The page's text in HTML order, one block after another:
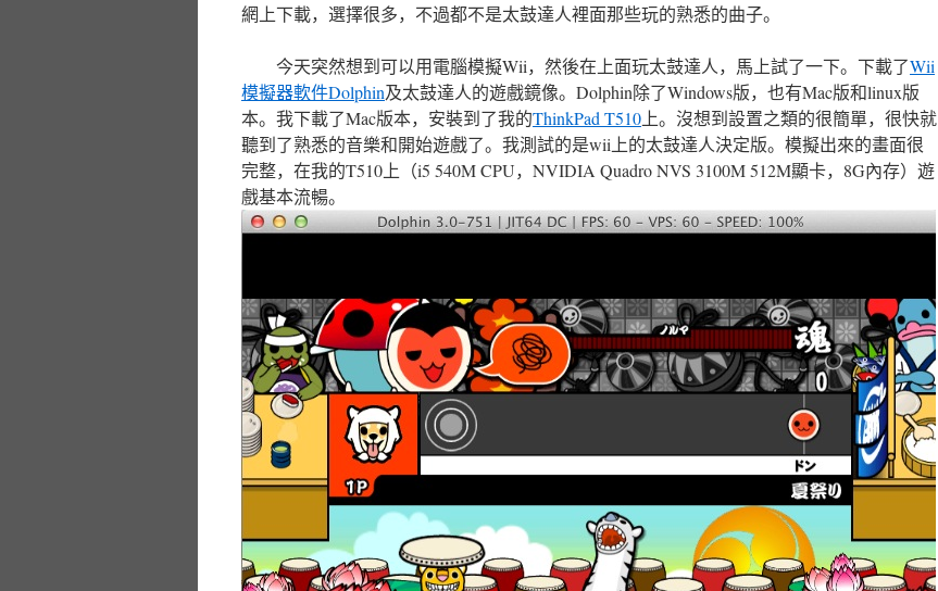
網上下載，選擇很多，不過都不是太鼓達人裡面那些玩的熟悉的曲子。
今天突然想到可以用電腦模擬Wii，然後在上面玩太鼓達人，馬上試了一下。下載了Wii
模擬器軟件Dolphin及太鼓達人的遊戲鏡像。Dolphin除了Windows版，也有Mac版和linux版
本。我下載了Mac版本，安裝到了我的ThinkPad T510 上。沒想到設置之類的很簡單，很快就
聽到了熟悉的音樂和開始遊戲了。我測試的是wii上的太鼓達人決定版。模擬出來的畫面很
完整，在我的T510上（i5 540M CPU，NVIDIA Quadro NVS 3100M 512M顯卡，8G內存）遊
戲基本流暢。